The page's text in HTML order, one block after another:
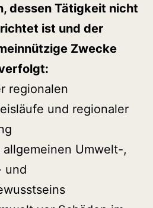
dessen Tätigkeit nicht
ist und der
Zwecke
regionalen
und regionaler
allgemeinen Umwelt-,
und